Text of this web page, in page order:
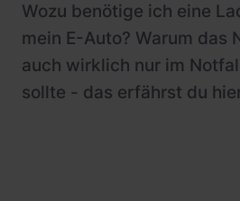
Wozu benötige ich eine
mein E-Auto? Warum das
auch wirklich nur im
sollte - das erfährst du